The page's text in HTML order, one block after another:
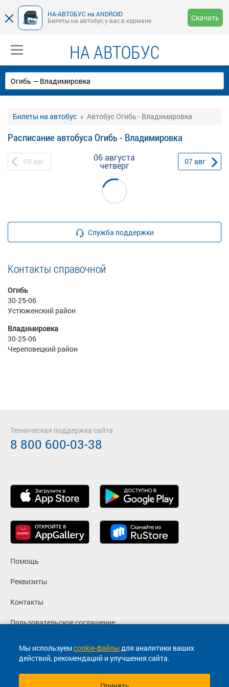
НА-АВТОБУС на ANDROID
Билеты на автобус у вас в кармане
Скачать
НА АВТОБУС
Билеты на автобус Автобус Огибь - Владимировка
Расписание автобуса Огибь - Владимировка
05 авг 06 августа
четверг 07авг
Служба поддержки
Контакты справочной
Огибь
30-25-06
Устюженский район
Владимировка
30-25-06
Череповецкий район
Мы используемcookie-файлы для аналитики ваших
действий, рекомендаций и улучшения сайта.
Помощь
Реквизиты
Контакты
Пользовательское соглашение
Политика конфиденциальности
Согласие на маркетинговые сообщения
Техническая поддержка сайта
8 800 600-03-38